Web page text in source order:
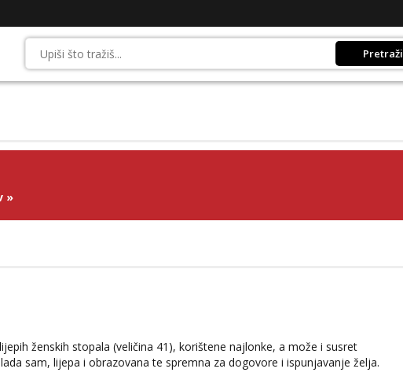
Pretraži
»
ženskih stopala (veličina 41), korištene najlonke, a može i susret
sam, lijepa i obrazovana te spremna za dogovore i ispunjavanje želja.